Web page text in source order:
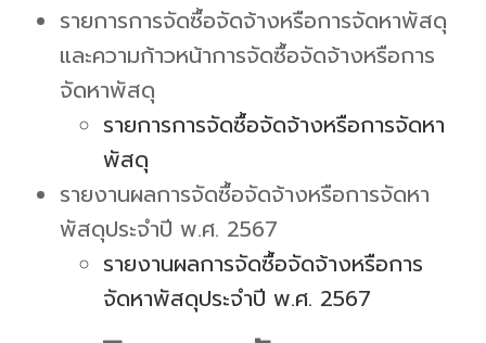
รายการการจัดซื้อจัดจ้างหรือการจัดหาพัสดุ
และความก้าวหน้าการจัดซื้อจัดจ้างหรือการ
จัดหาพัสดุ
รายการการจัดซื้อจัดจ้างหรือการจัดหา
พัสดุ
รายงานผลการจัดซื้อจัดจ้างหรือการจัดหา
พัสดุประจำปี พ.ศ. 2567
รายงานผลการจัดซื้อจัดจ้างหรือการ
จัดหาพัสดุประจำปี พ.ศ. 2567